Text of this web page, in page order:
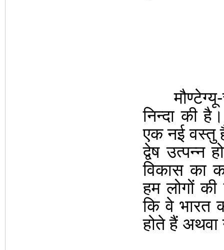
मौण्टेग्यू-
निन्दा की
एक नई वस्तु
द्वेष उत्पन्न
विकास का
हम लोगों की
कि वे भारत
होते हैं अथवा